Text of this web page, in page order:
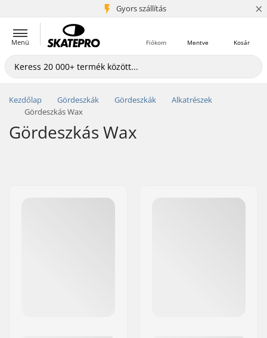
Gyors szállítás
5+ millió ügyfél ×
Menü Kosár
Mentve
Fiókom
Kezdőlap Gördeszkák Gördeszkák
Alkatrészek
Gördeszkás Wax
Gördeszkás Wax